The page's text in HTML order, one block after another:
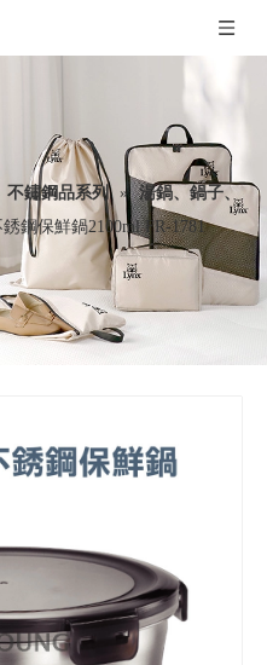
不鏽鋼品系列 » 湯鍋、鍋子、
銹鋼保鮮鍋2100ml FR-1781